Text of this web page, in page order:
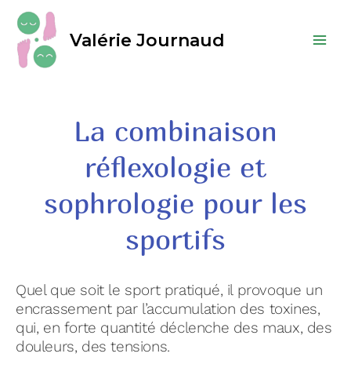
Valérie Journaud
La combinaison
réflexologie et
sophrologie pour les
sportifs
Quel que soit le sport pratiqué, il provoque un
encrassement par l’accumulation des toxines,
qui, en forte quantité déclenche des maux, des
douleurs, des tensions.